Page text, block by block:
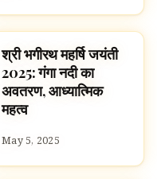
FAMOUS HINDUS
श्री भगीरथ महर्षि जयंती
2025: गंगा नदी का
अवतरण, आध्यात्मिक
महत्व
May 5, 2025